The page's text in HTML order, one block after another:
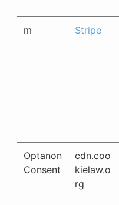
m Stripe
Optanon
Consent
cdn.coo
kielaw.o
rg